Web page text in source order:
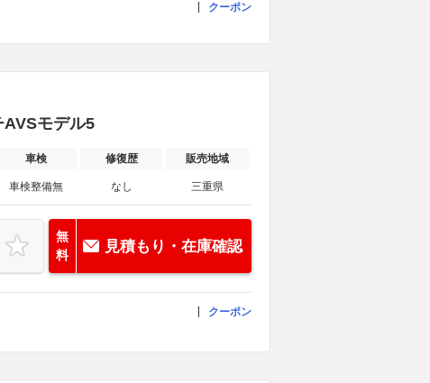
クーポン
モデル5
車検 修復歴 販売地域
車検整備無 なし 三重県
無
料
見積もり・在庫確認
クーポン